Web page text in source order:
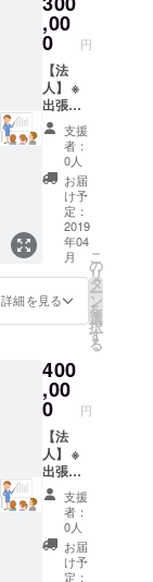
料配布
ガ」無
料購読
（5千円
相当）
・「あ
なたの
歯医者
選びに
絶対は
ずせな
い７つ
チェッ
クポイ
ント」
(1万円
相当）
代表歯
科医師
によ
る、世
界レベ
ルの
知って
おきた
い歯の
情報を
お届け
する
Line@
の登録
にて無
界レベ
ルの歯
医者と
繋がっ
て、あ
なたの
歯を守
る！》
プレミ
アム・
デンタ
ルサ
ポー
ト・ク
ラブ」
入会金
無料 ・
「５日
間の口
メルマ
ガ」無
料購読
（5千円
相当）
・「あ
なたの
歯医者
選びに
絶対は
ずせな
い７つ
,00
0 円
【法
人】 ※
出張フ
ロス
サービ
ス従業
員様50
名まで
歯科衛
生士に
よる60
分間の
セミ
ナー
「日本
人の８
周病！
います
ぐ実践
すべ
き、ス
ウェー
デン式
オーラ
ルケ
ア」
Dr.Hap
py's
Floss
支援
者：
0人
お届
け予
定：
2019
年04
月
詳細を見る
こ
の
リ
タ
ー
ン
を
選
択
す
る
400
,00
0 円
【法
人】 ※
出張フ
ロス
サービ
ス従業
員様70
名まで
歯科衛
支援
者：
0人
お届
け予
定：